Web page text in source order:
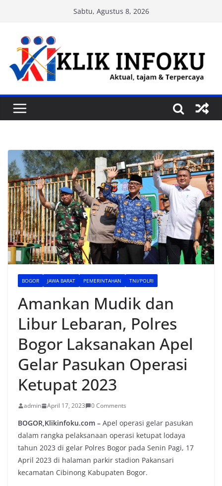
content
Sabtu, Agustus 8, 2026
BOGOR JAWA BARAT PEMERINTAHAN TNI/POLRI
Amankan Mudik dan
Libur Lebaran, Polres
Bogor Laksanakan Apel
Gelar Pasukan Operasi
Ketupat 2023
admin April 17, 2023 0 Comments
BOGOR,Klikinfoku.com – Apel operasi gelar pasukan
dalam rangka pelaksanaan operasi ketupat lodaya
tahun 2023 di gelar Polres Bogor pada Senin Pagi, 17
April 2023 di halaman parkir stadion Pakansari
kecamatan Cibinong Kabupaten Bogor.